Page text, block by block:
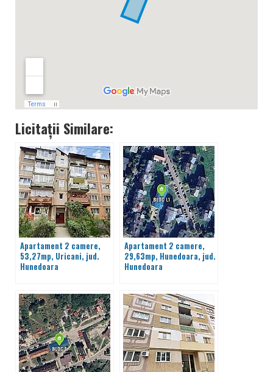
Licitații Similare:
Apartament 2 camere,
53,27mp, Uricani, jud.
Hunedoara
Apartament 2 camere,
29,63mp, Hunedoara, jud.
Hunedoara